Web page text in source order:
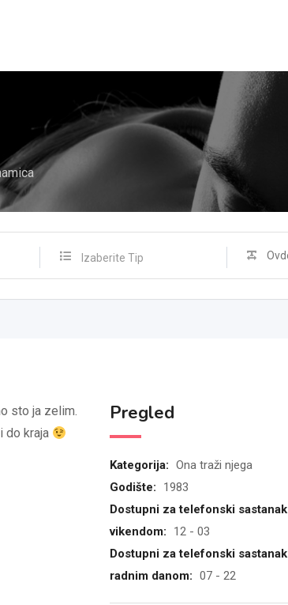
Izaberite Tip
sto ja zelim.
do kraja
Pregled
Kategorija: Ona traži njega
Godište:
1983
Dostupni za telefonski sastanak
vikendom:
12 - 03
Dostupni za telefonski sastanak
radnim danom: 07 - 22